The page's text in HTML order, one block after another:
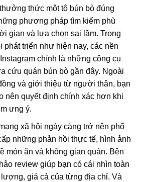
thức một tô bún bò đúng
phương pháp tìm kiếm phù
gian và lựa chọn sai lầm. Trong
phát triển như hiện nay, các nền
chính là những công cụ
cứu quán bún bò gần đây. Ngoài
và giới thiệu từ người thân, bạn
nên quyết định chính xác hơn khi
ưng ý.
xã hội ngày càng trở nên phổ
những phản hồi thực tế, hình ảnh
món ăn và không gian quán. Bên
review giúp bạn có cái nhìn toàn
giá cả của từng địa chỉ. Và